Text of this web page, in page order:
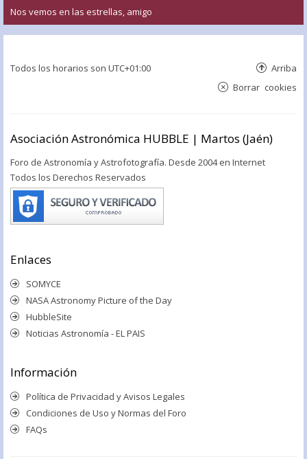
Nos vemos en las estrellas, amigo
Todos los horarios son UTC+01:00 Arriba
Borrar cookies
Asociación Astronómica HUBBLE | Martos (Jaén)
Foro de Astronomía y Astrofotografía. Desde 2004 en Internet
Todos los Derechos Reservados
Enlaces
SOMYCE
NASA Astronomy Picture of the Day
HubbleSite
Noticias Astronomía - EL PAIS
Información
Política de Privacidad y Avisos Legales
Condiciones de Uso y Normas del Foro
FAQs